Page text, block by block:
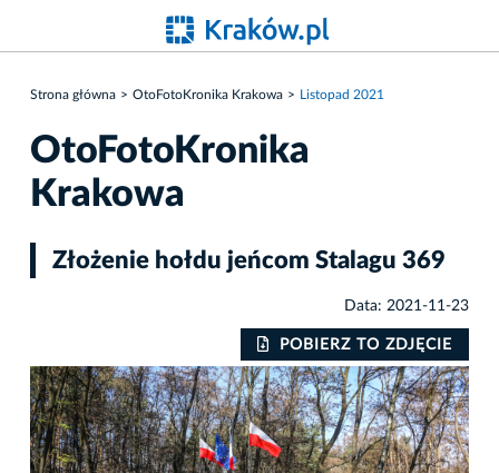
Strona główna OtoFotoKronika Krakowa Listopad 2021
OtoFotoKronika
Krakowa
Złożenie hołdu jeńcom Stalagu 369
Data: 2021-11-23
POBIERZ TO ZDJĘCIE